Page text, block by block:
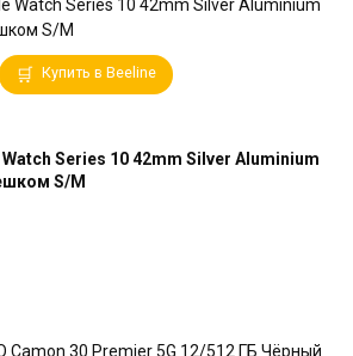
Купить в Beeline
Series 10 42mm Silver Aluminium
S/M